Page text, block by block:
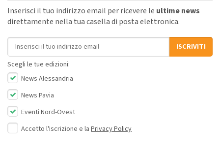
Inserisci il tuo indirizzo email per ricevere le ultime news
direttamente nella tua casella di posta elettronica.
Indirizzo email
ISCRIVITI
Scegli le tue edizioni:
News Alessandria
News Pavia
Eventi Nord-Ovest
Accetto l'iscrizione e la Privacy Policy